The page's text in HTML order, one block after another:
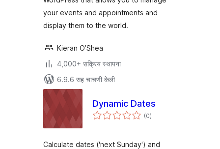
your events and appointments and
display them to the world.
Kieran O’Shea
4,000+ सक्रिय स्थापना
6.9.6 सह चाचणी केली
Dynamic Dates
(0एकूण
मूल्यांकन
)
Calculate dates ('next Sunday') and